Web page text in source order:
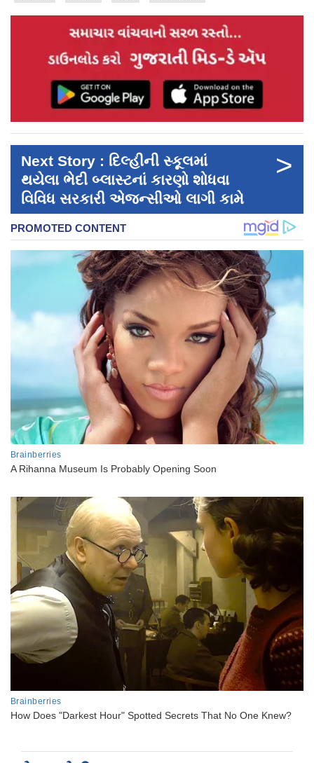
Next Story : દિલ્હીની સ્કૂલમાં
થયેલા ભેદી બ્લાસ્ટનાં કારણો શોધવા
વિવિધ સરકારી એજન્સીઓ લાગી કામે
>